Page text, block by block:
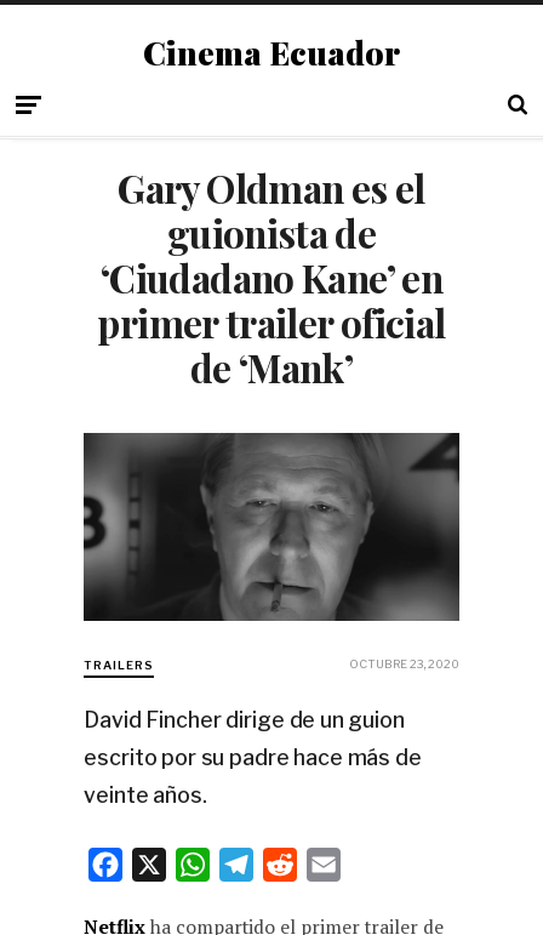
Cinema Ecuador
Gary Oldman es el
guionista de
‘Ciudadano Kane’ en
primer trailer oficial
de ‘Mank’
TRAILERS OCTUBRE 23, 2020
David Fincher dirige de un guion
escrito por su padre hace más de
veinte años.
W
T
Netflixha compartido el primer trailer de